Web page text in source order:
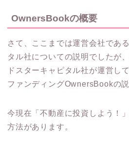
OwnersBookの概要
さて、ここまでは運営会社であ
タル社についての説明でしたが
ドスターキャピタル社が運営し
ファンディングOwnersBookの説
今現在「不動産に投資しよう！
方法があります。